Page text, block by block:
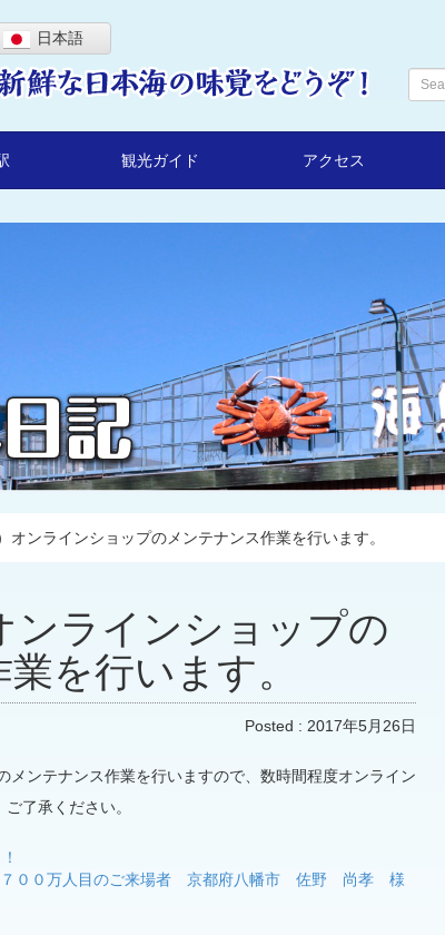
日本語
観光ガイド アクセス
オンラインショップのメンテナンス作業を行います。
ンラインショップの
を行います。
Posted : 2017年5月26日
ンテナンス作業を行いますので、数時間程度オンライン
了承ください。
７００万人目のご来場者 京都府八幡市 佐野 尚孝 様